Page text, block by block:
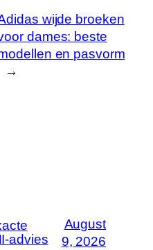
wijde broeken
dames: beste
en pasvorm
→
advies
August
9, 2026